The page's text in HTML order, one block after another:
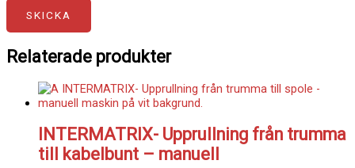
SKICKA
Relaterade produkter
INTERMATRIX- Upprullning från trumma
till kabelbunt – manuell